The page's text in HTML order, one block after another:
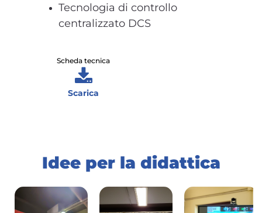
Tecnologia di controllo
centralizzato DCS
Scheda tecnica
Scarica
Idee per la didattica